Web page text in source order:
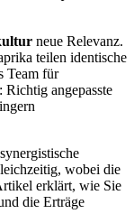
neue Relevanz.
teilen identische
Team für
Richtig angepasste
wobei die
erklärt, wie Sie
die Erträge